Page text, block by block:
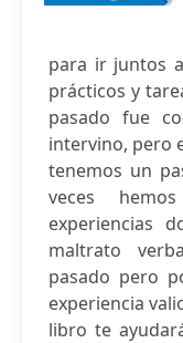
para ir juntos
prácticos y
pasado fue
intervino, pero
tenemos un
veces
experiencias
maltrato
pasado pero
experiencia
libro te